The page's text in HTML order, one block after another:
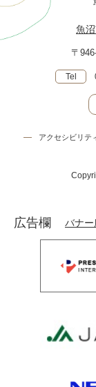
魚
〒
Tel
アクセシビリテ
広告欄 バナー